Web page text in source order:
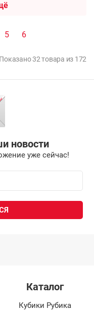
5 6
Показано 32 товара из 172
новости
уже сейчас!
Каталог
Кубики Рубика